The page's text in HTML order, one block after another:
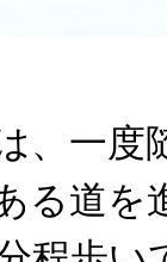
、一度
る道を